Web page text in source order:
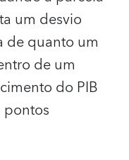
um desvio
de quanto um
de um
do PIB
pontos